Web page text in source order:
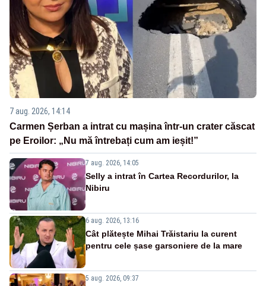
7 aug. 2026, 14:14
Carmen Șerban a intrat cu mașina într-un crater căscat
pe Eroilor: „Nu mă întrebați cum am ieșit!”
7 aug. 2026, 14:05
Selly a intrat în Cartea Recordurilor, la
Nibiru
6 aug. 2026, 13:16
Cât plătește Mihai Trăistariu la curent
pentru cele șase garsoniere de la mare
5 aug. 2026, 09:37